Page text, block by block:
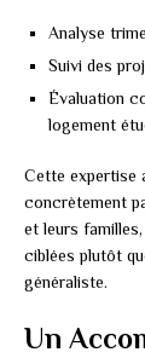
Analyse
Suivi des
Évaluation
logement
Cette expertise
concrètement
et leurs
ciblées plutôt
généraliste.
Un